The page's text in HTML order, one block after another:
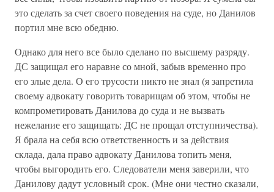
это сделать за счет своего поведения на суде, но Данилов
портил мне всю обедню.
Однако для него все было сделано по высшему разряду.
ДС защищал его наравне со мной, забыв временно про
его злые дела. О его трусости никто не знал (я запретила
своему адвокату говорить товарищам об этом, чтобы не
компрометировать Данилова до суда и не вызвать
нежелание его защищать: ДС не прощал отступничества).
Я брала на себя всю ответственность и за действия
склада, дала право адвокату Данилова топить меня,
чтобы выгородить его. Следователи меня заверили, что
Данилову дадут условный срок. (Мне они честно сказали,